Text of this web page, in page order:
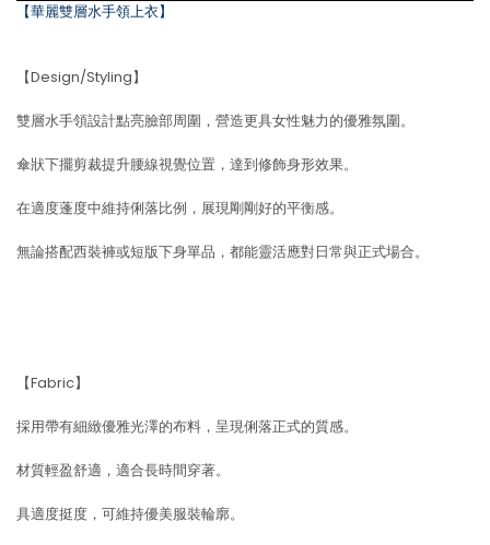
【華麗雙層水手領上衣】
【Design/Styling】
雙層水手領設計點亮臉部周圍，營造更具女性魅力的優雅氛圍。
傘狀下擺剪裁提升腰線視覺位置，達到修飾身形效果。
在適度蓬度中維持俐落比例，展現剛剛好的平衡感。
無論搭配西裝褲或短版下身單品，都能靈活應對日常與正式場合。
【Fabric】
採用帶有細緻優雅光澤的布料，呈現俐落正式的質感。
材質輕盈舒適，適合長時間穿著。
具適度挺度，可維持優美服裝輪廓。